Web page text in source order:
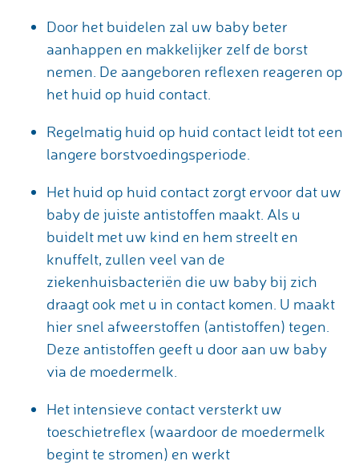
Door het buidelen zal uw baby beter
aanhappen en makkelijker zelf de borst
nemen. De aangeboren reflexen reageren op
het huid op huid contact.
Regelmatig huid op huid contact leidt tot een
langere borstvoedingsperiode.
Het huid op huid contact zorgt ervoor dat uw
baby de juiste antistoffen maakt. Als u
buidelt met uw kind en hem streelt en
knuffelt, zullen veel van de
ziekenhuisbacteriën die uw baby bij zich
draagt ook met u in contact komen. U maakt
hier snel afweerstoffen (antistoffen) tegen.
Deze antistoffen geeft u door aan uw baby
via de moedermelk.
Het intensieve contact versterkt uw
toeschietreflex (waardoor de moedermelk
begint te stromen) en werkt